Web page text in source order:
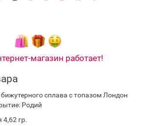
магазин работает!
сплава с топазом Лондон
Родий
4,62 гр.